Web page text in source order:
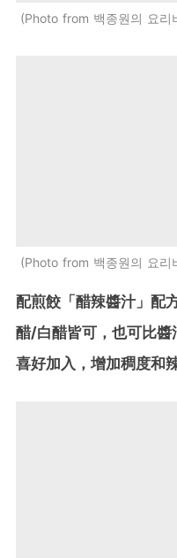
Photo from 백종원의 요리
Photo from 백종원의 요리
配煎餃「醋辣醬汁」配
醋/白醋皆可，也可比
喜好加入，增加稠度和辣